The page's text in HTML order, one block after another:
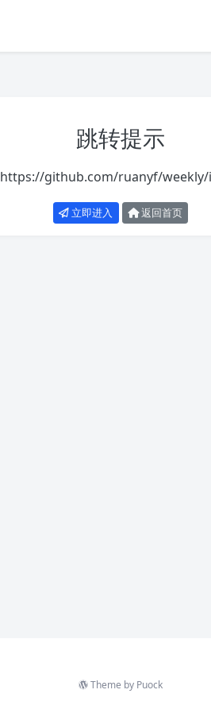
跳转提示
https://github.com/ruanyf/weekly/
立即进入 返回首页
Theme by Puock